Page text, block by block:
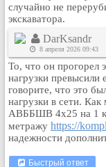
Новые сообщения
Игры
Кулинария
Физкультура и
Видео и Кино
Авто. Мото.
Космос
Домашние
случайно не
экскаватора.
DarKsandr
8 апреля 2026 09:43
То, что он прогорел
нагрузки превысили
говорите, что это
нагрузки в сети.
АВББШВ 4х25 на 1
метражу https://
надежности
Быстрый ответ